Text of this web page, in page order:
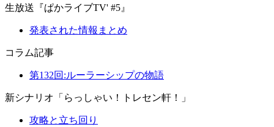
生放送『ぱかライブTV' #5』
発表された情報まとめ
コラム記事
第132回:ルーラーシップの物語
新シナリオ「らっしゃい！トレセン軒！」
攻略と立ち回り